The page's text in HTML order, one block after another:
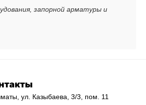
запорной арматуры и
ул. Казыбаева, 3/3, пом. 11